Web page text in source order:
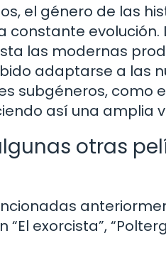
el género de las
constante
las modernas
adaptarse a las
subgéneros, como
así una amplia
otras
exorcista”,